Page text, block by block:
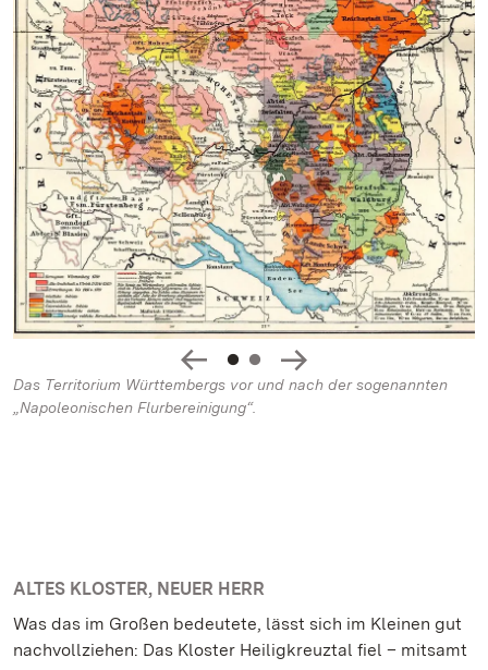
Das Territorium Württembergs vor und nach der sogenannten
„Napoleonischen Flurbereinigung“.
ALTES KLOSTER, NEUER HERR
Was das im Großen bedeutete, lässt sich im Kleinen gut
nachvollziehen: Das Kloster Heiligkreuztal fiel – mitsamt